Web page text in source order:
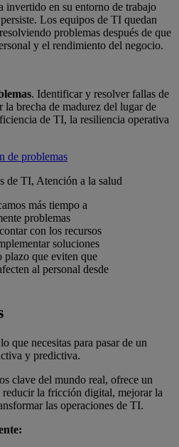
invertido en su entorno de trabajo
Los equipos de TI quedan
problemas después de que
y el rendimiento del negocio.
. Identificar y resolver fallas de
la brecha de madurez del lugar de
de TI, la resiliencia operativa
de problemas
de TI, Atención a la salud
más tiempo a
problemas
con los recursos
soluciones
plazo que eviten que
al personal desde
que necesitas para pasar de un
y predictiva.
clave del mundo real, ofrece un
la fricción digital, mejorar la
las operaciones de TI.